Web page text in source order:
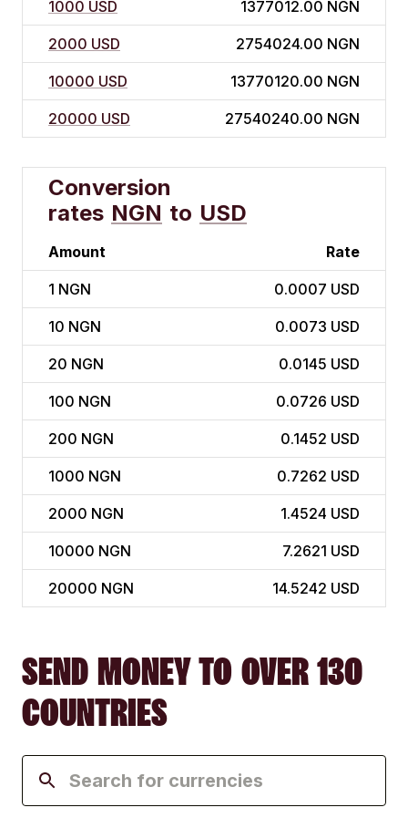
1000 USD 1377012.00 NGN
2000 USD 2754024.00 NGN
10000 USD 13770120.00 NGN
20000 USD 27540240.00 NGN
Conversion
rates NGN to USD
Amount Rate
1 NGN 0.0007 USD
10 NGN 0.0073 USD
20 NGN 0.0145 USD
100 NGN 0.0726 USD
200 NGN 0.1452 USD
1000 NGN 0.7262 USD
2000 NGN 1.4524 USD
10000 NGN 7.2621 USD
20000 NGN 14.5242 USD
SEND MONEY TO OVER 130
COUNTRIES